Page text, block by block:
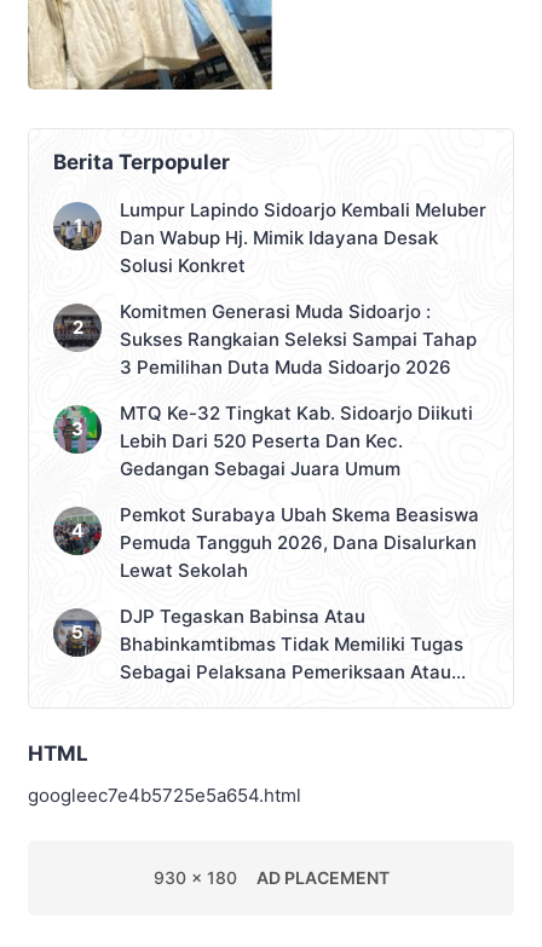
Berita Terpopuler
Lumpur Lapindo Sidoarjo Kembali Meluber
Dan Wabup Hj. Mimik Idayana Desak
Solusi Konkret
Komitmen Generasi Muda Sidoarjo :
Sukses Rangkaian Seleksi Sampai Tahap
3 Pemilihan Duta Muda Sidoarjo 2026
MTQ Ke-32 Tingkat Kab. Sidoarjo Diikuti
Lebih Dari 520 Peserta Dan Kec.
Gedangan Sebagai Juara Umum
Pemkot Surabaya Ubah Skema Beasiswa
Pemuda Tangguh 2026, Dana Disalurkan
Lewat Sekolah
DJP Tegaskan Babinsa Atau
Bhabinkamtibmas Tidak Memiliki Tugas
Sebagai Pelaksana Pemeriksaan Atau
HTML
googleec7e4b5725e5a654.html
930 x 180 AD PLACEMENT